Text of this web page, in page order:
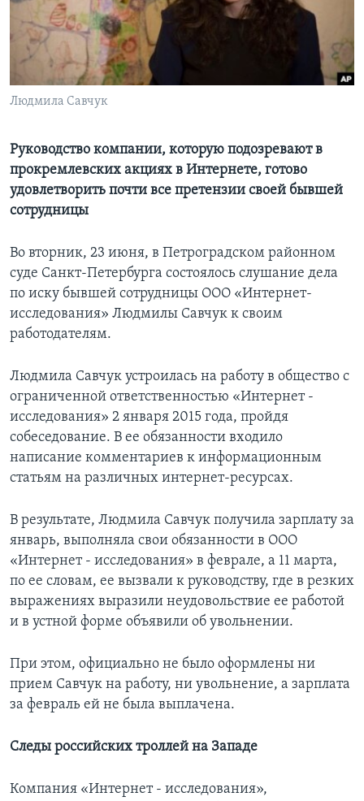
Learning English
СОЦИАЛЬНЫЕ СЕТИ
Языки
Людмила Савчук
Руководство компании, которую подозревают в
прокремлевских акциях в Интернете, готово
удовлетворить почти все претензии своей бывшей
сотрудницы
Во вторник, 23 июня, в Петроградском районном
суде Санкт-Петербурга состоялось слушание дела
по иску бывшей сотрудницы ООО «Интернет-
исследования» Людмилы Савчук к своим
работодателям.
Людмила Савчук устроилась на работу в общество с
ограниченной ответственностью «Интернет -
исследования» 2 января 2015 года, пройдя
собеседование. В ее обязанности входило
написание комментариев к информационным
статьям на различных интернет-ресурсах.
В результате, Людмила Савчук получила зарплату за
январь, выполняла свои обязанности в ООО
«Интернет - исследования» в феврале, а 11 марта,
по ее словам, ее вызвали к руководству, где в резких
выражениях выразили неудовольствие ее работой
и в устной форме объявили об увольнении.
При этом, официально не было оформлены ни
прием Савчук на работу, ни увольнение, а зарплата
за февраль ей не была выплачена.
Следы российских троллей на Западе
Компания «Интернет - исследования»,